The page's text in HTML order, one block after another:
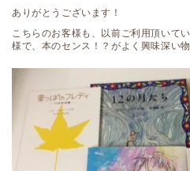
ありがとうございます！
こちらのお客様も、以前ご利用頂いて
様で、本のセンス！？がよく興味深い